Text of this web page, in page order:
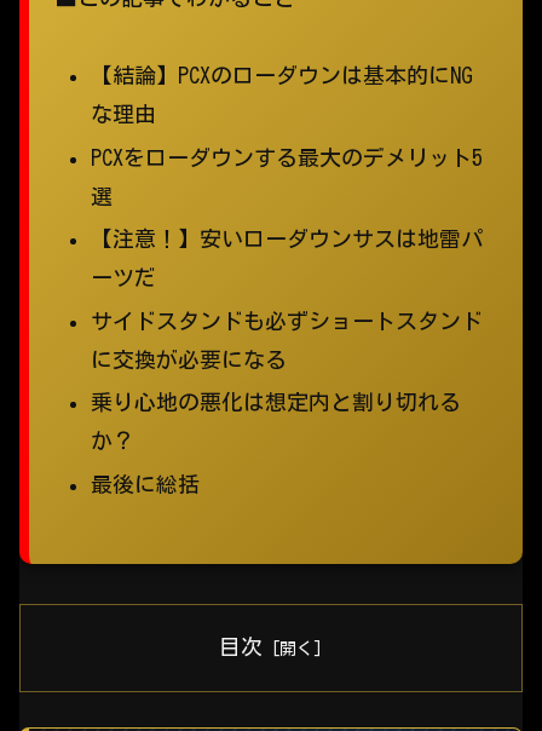
【結論】PCXのローダウンは基本的にNG
な理由
PCXをローダウンする最大のデメリット5
選
【注意！】安いローダウンサスは地雷パ
ーツだ
サイドスタンドも必ずショートスタンド
に交換が必要になる
乗り心地の悪化は想定内と割り切れる
か？
最後に総括
目次